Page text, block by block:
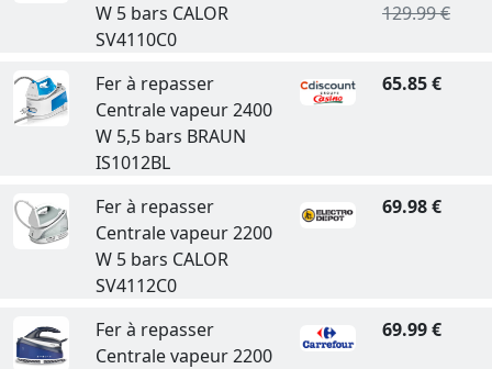
W 5 bars CALOR
SV4110C0
129.99 €
Fer à repasser
Centrale vapeur 2400
W 5,5 bars BRAUN
IS1012BL
65.85 €
Fer à repasser
Centrale vapeur 2200
W 5 bars CALOR
SV4112C0
69.98 €
Fer à repasser
Centrale vapeur 2200
69.99 €